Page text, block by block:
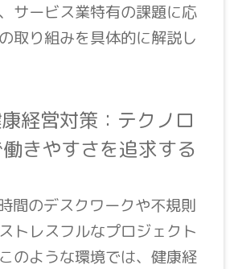
サービス業特有の課題に応
取り組みを具体的に解説し
経営対策：テクノロ
きやすさを追求する
間のデスクワークや不規則
トレスフルなプロジェクト
のような環境では、健康経